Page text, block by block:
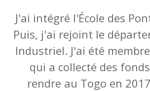
J'ai intégré l'École des
Puis, j'ai rejoint le
Industriel. J'ai été
qui a collecté des
rendre au Togo en